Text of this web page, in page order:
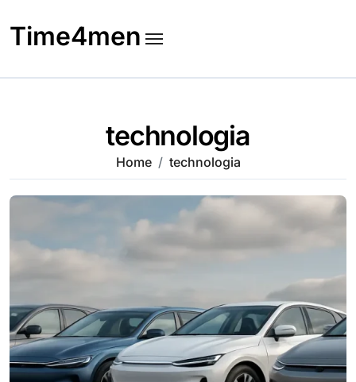
to
content
Time4men
technologia
Home technologia